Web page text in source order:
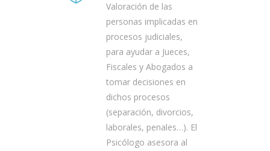
Valoración de las
personas implicadas en
procesos judiciales,
para ayudar a Jueces,
Fiscales y Abogados a
tomar decisiones en
dichos procesos
(separación, divorcios,
laborales, penales…). El
Psicólogo asesora al